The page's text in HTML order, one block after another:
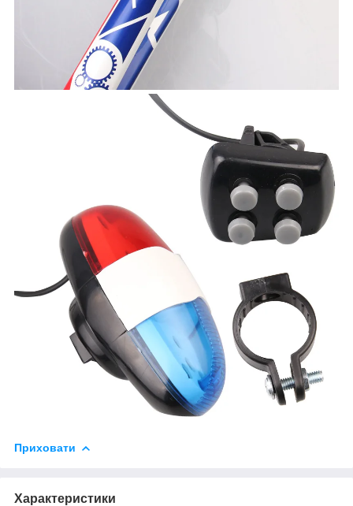
Приховати
Характеристики